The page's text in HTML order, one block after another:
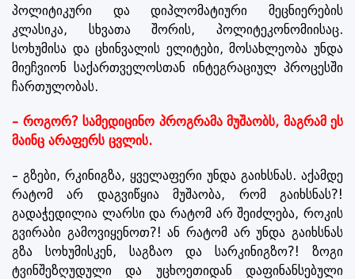
პოლიტიკური და დიპლომატიური მეცნიერების
კლასიკა, სხვათა შორის, პოლიტეკონომიისაც.
სოხუმისა და ცხინვალის ელიტები, მოსახლეობა უნდა
მიეჩვიონ საქართველოსთან ინტეგრაციულ პროცესში
ჩართულობას.
– როგორ? სამედიცინო პროგრამა მუშაობს, მაგრამ ეს
მაინც არაფერს ცვლის.
– გზები, რკინიგზა, ყველაფერი უნდა გაიხსნას. აქამდე
რატომ არ დაგვიწყია მუშაობა, რომ გაიხსნას?!
გადაჭედილია ლარსი და რატომ არ შეიძლება, როკის
გვირაბი გამოვიყენოთ?! ან რატომ არ უნდა გაიხსნას
გზა სოხუმისკენ, საგზაო და სარკინიგზო?! ზოგი
ტვინშეზღუდული და უცხოეთიდან დაფინანსებული